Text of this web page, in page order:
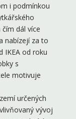
i podmínkou
dál více
nabízejí za to
IKEA od roku
s
motivuje
určených
vývoj